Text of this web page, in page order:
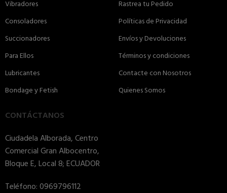
Vibradores
Consoladores
Succionadores
Para Ellos
Lubricantes
Bondage y Fetish
Rastrea tu Pedido
Políticas de Privacidad
Envíos y Devoluciones
Términos y condiciones
Contacte con Nosotros
Quienes Somos
CONTÁCTANOS
Ciudadela Alborada, Centro
Comercial Gran Albocentro,
Bloque E, Local 8; ECUADOR
Teléfono: 0969796112